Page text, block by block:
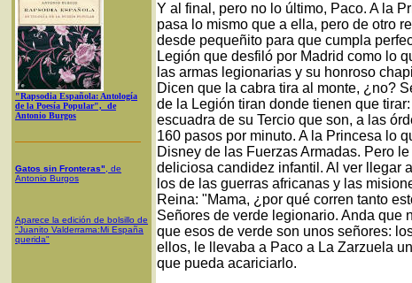
"Rapsodia Española: Antología
de la Poesía Popular", de
Antonio Burgos
Gatos sin Fronteras" , de
Antonio Burgos
Aparece la edición de bolsillo de
"Juanito Valderrama:Mi España
querida"
Y al final, pero no lo último, Paco. A la
pasa lo mismo que a ella, pero de otro
desde pequeñito para que cumpla
Legión que desfiló por Madrid como lo
las armas legionarias y su honroso
Dicen que la cabra tira al monte, ¿no?
de la Legión tiran donde tienen que
escuadra de su Tercio que son, a las
160 pasos por minuto. A la Princesa lo
Disney de las Fuerzas Armadas. Pero
deliciosa candidez infantil. Al ver llegar
los de las guerras africanas y las
Reina: "Mama, ¿por qué corren tanto
Señores de verde legionario. Anda que
que esos de verde son unos señores:
ellos, le llevaba a Paco a La Zarzuela
que pueda acariciarlo.